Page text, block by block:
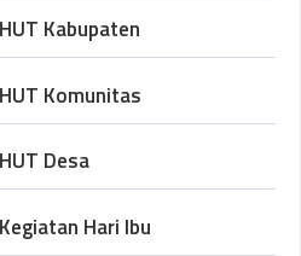
Kabupaten
Komunitas
Desa
Hari Ibu